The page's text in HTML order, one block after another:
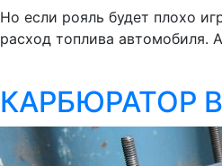
Но если рояль будет плохо
расход топлива автомобиля.
КАРБЮРАТОР